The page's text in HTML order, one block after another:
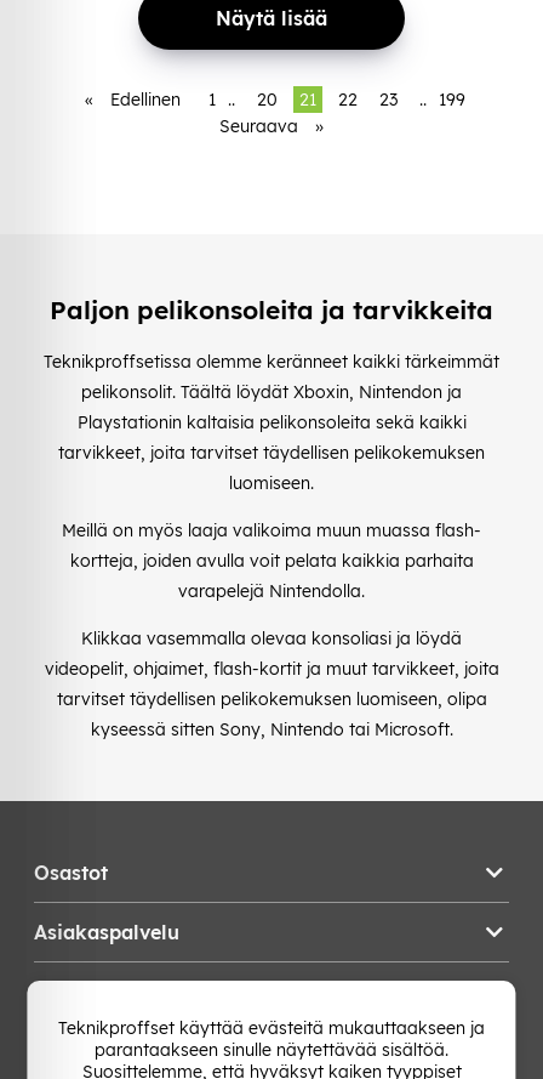
Näytä lisää
« Edellinen 1 .. 20 21 22 23 ..
199
Seuraava
»
Paljon pelikonsoleita ja tarvikkeita
Teknikproffsetissa olemme keränneet kaikki tärkeimmät
pelikonsolit. Täältä löydät Xboxin, Nintendon ja
Playstationin kaltaisia pelikonsoleita sekä kaikki
tarvikkeet, joita tarvitset täydellisen pelikokemuksen
luomiseen.
Meillä on myös laaja valikoima muun muassa flash-
kortteja, joiden avulla voit pelata kaikkia parhaita
varapelejä Nintendolla.
Klikkaa vasemmalla olevaa konsoliasi ja löydä
videopelit, ohjaimet, flash-kortit ja muut tarvikkeet, joita
tarvitset täydellisen pelikokemuksen luomiseen, olipa
kyseessä sitten Sony, Nintendo tai Microsoft.
Osastot
Asiakaspalvelu
Vaihda Maa
Teknikproffset käyttää evästeitä mukauttaakseen ja
parantaakseen sinulle näytettävää sisältöä.
Suosittelemme, että hyväksyt kaiken tyyppiset